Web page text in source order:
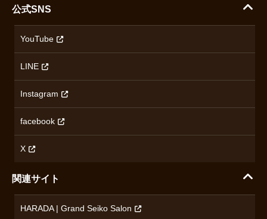
配送・送料について
ハラダの保証とアフターサービス
セイコー
カシオ
オリエントスター
ロンジン
チューダー
ブランド一覧を見る
沿革
プライバシーポリシー
無断転載・商用利用について
コンテンツ制作ポリシーおよび生成AIの利用指針
公式SNS
YouTube
LINE
Instagram
facebook
X
関連サイト
HARADA | Grand Seiko Salon